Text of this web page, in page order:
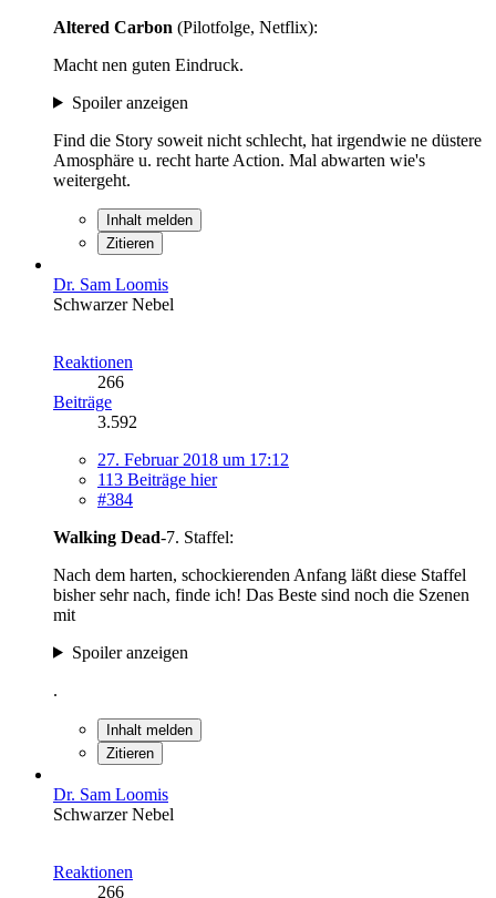
Altered Carbon (Pilotfolge, Netflix):
Macht nen guten Eindruck.
Spoiler anzeigen
Find die Story soweit nicht schlecht, hat irgendwie ne düstere
Amosphäre u. recht harte Action. Mal abwarten wie's
weitergeht.
Inhalt melden
Zitieren
Dr. Sam Loomis
Schwarzer Nebel
Reaktionen
266
Beiträge
3.592
27. Februar 2018 um 17:12
113 Beiträge hier
#384
Walking Dead-7. Staffel:
Nach dem harten, schockierenden Anfang läßt diese Staffel
bisher sehr nach, finde ich! Das Beste sind noch die Szenen
mit
Spoiler anzeigen
.
Inhalt melden
Zitieren
Dr. Sam Loomis
Schwarzer Nebel
Reaktionen
266